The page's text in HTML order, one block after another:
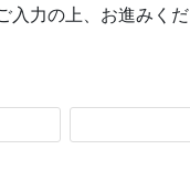
入力の上、お進みくだ